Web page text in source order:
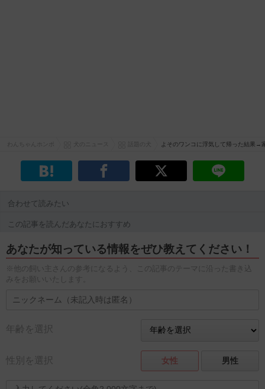
よそのワンコに浮気して帰った結果→
合わせて読みたい
この記事を読んだあなたにおすすめ
あなたが知っている情報をぜひ教えてください！
※他の飼い主さんの参考になるよう、この記事のテーマに沿った書き込
みをお願いいたします。
年齢を選択
性別を選択 女性 男性